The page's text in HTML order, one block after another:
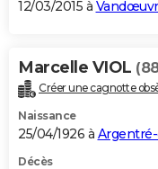
12/03/2015 à
Marcelle VIOL
Créer une cagnotte
Naissance
25/04/1926 à
Décès